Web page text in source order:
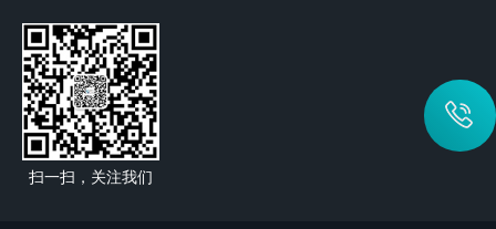
扫一扫，关注我们